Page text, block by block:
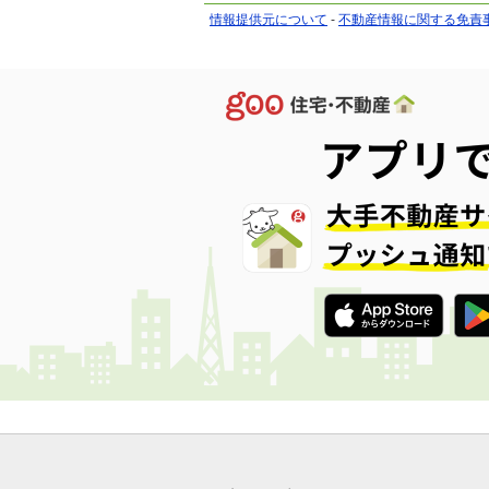
情報提供元について - 不動産情報に関する免責